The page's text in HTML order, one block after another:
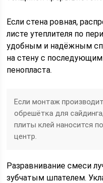
Если стена ровная,
листе утеплителя по
удобным и надёжным
на стену с
пенопласта.
Если монтаж
обрешётка для
плиты клей наносится
центр.
Разравнивание смеси
зубчатым шпателем.